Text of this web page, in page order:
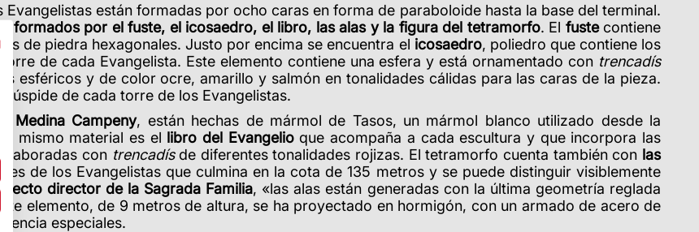
están formadas por ocho caras en forma de paraboloide hasta la base del terminal.
formados por el fuste, el icosaedro, el libro, las alas y la figura del tetramorfo. El fustecontiene
de piedra hexagonales. Justo por encima se encuentra el icosaedro, poliedro que contiene los
de cada Evangelista. Este elemento contiene una esfera y está ornamentado con trencadís
esféricos y de color ocre, amarillo y salmón en tonalidades cálidas para las caras de la pieza.
de cada torre de los Evangelistas.
Medina Campeny, están hechas de mármol de Tasos, un mármol blanco utilizado desde la
mismo material es el libro del Evangelioque acompaña a cada escultura y que incorpora las
con trencadísde diferentes tonalidades rojizas. El tetramorfo cuenta también con las
de los Evangelistas que culmina en la cota de 135 metros y se puede distinguir visiblemente
director de la Sagrada Familia, «las alas están generadas con la última geometría reglada
elemento, de 9 metros de altura, se ha proyectado en hormigón, con un armado de acero de
especiales.